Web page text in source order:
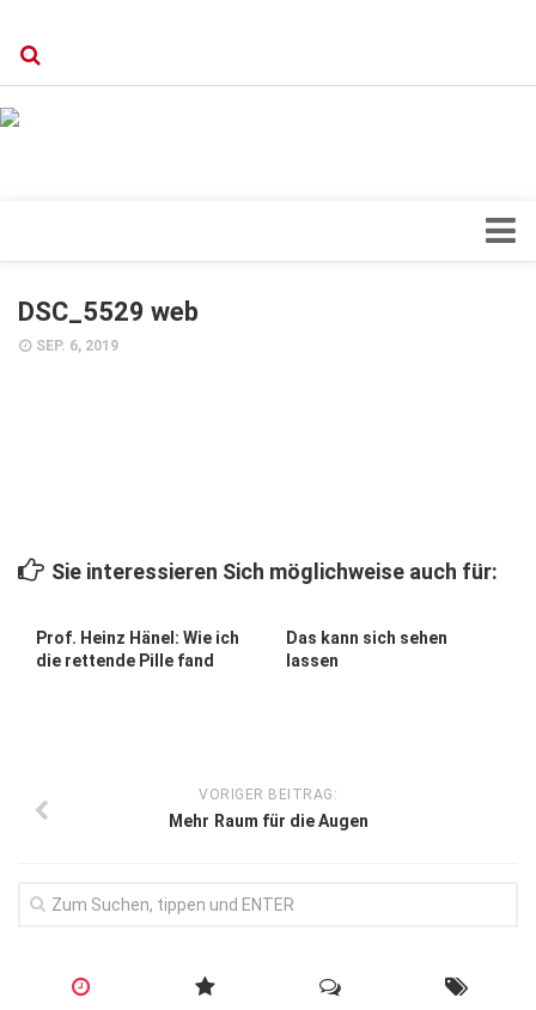
Forschung
Forum Gesundheit
Kampf gegen Krebs
Lebensart
DSC_5529 web
SEP. 6, 2019
Sie interessieren Sich möglichweise auch für:
Prof. Heinz Hänel: Wie ich
die rettende Pille fand
Das kann sich sehen
lassen
VORIGER BEITRAG:
Mehr Raum für die Augen